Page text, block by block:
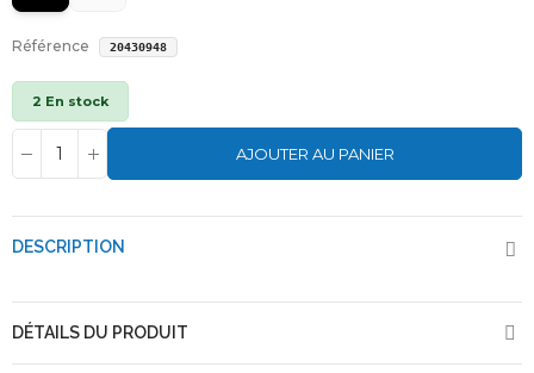
Référence 20430948
2 En stock
AJOUTER AU PANIER
DESCRIPTION
DÉTAILS DU PRODUIT